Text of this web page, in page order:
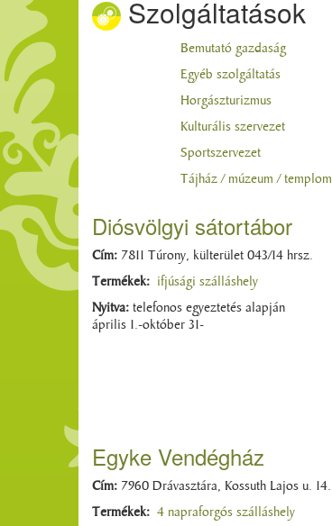
Szolgáltatások
Bemutató gazdaság
Egyéb szolgáltatás
Horgászturizmus
Kulturális szervezet
Sportszervezet
Tájház / múzeum / templom
Diósvölgyi sátortábor
Cím: 7811 Túrony, külterület 043/14 hrsz.
Termékek: ifjúsági szálláshely
Nyitva: telefonos egyeztetés alapján
április 1.-október 31-
Egyke Vendégház
Cím: 7960 Drávasztára, Kossuth Lajos u. 14.
Termékek: 4 napraforgós szálláshely